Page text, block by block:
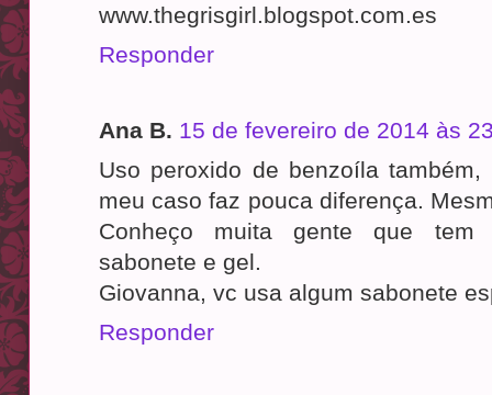
www.thegrisgirl.blogspot.com.es
Responder
Ana B. 15 de fevereiro de 2014 às
Uso peroxido de benzoíla
meu caso faz pouca diferença.
Conheço muita gente que tem
sabonete e gel.
Giovanna, vc usa algum sabonete
Responder